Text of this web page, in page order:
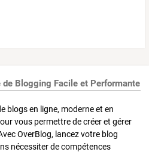
Blogging Facile et Performante
blogs en ligne, moderne et en
vous permettre de créer et gérer
OverBlog, lancez votre blog
nécessiter de compétences